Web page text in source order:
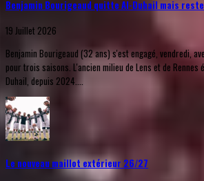
Benjamin Bourigeaud quitte Al-Duhail mais
19 Juillet 2026
Benjamin Bourigeaud (32 ans) s'est engagé, vendredi,
pour trois saisons. L'ancien milieu de Lens et de Rennes
Duhail, depuis 2024....
Le nouveau maillot extérieur 26/27